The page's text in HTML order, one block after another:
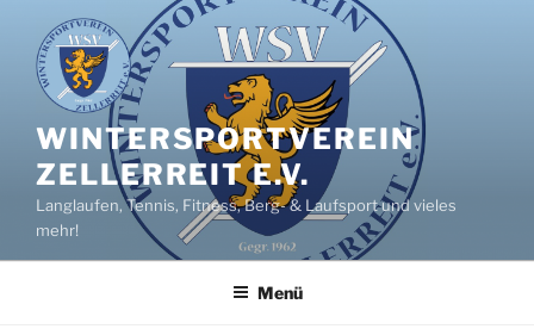
Inhalt
springen
WINTERSPORTVEREIN
ZELLERREIT E.V.
Langlaufen, Tennis, Fitness, Berg- & Laufsport und vieles
mehr!
Menü